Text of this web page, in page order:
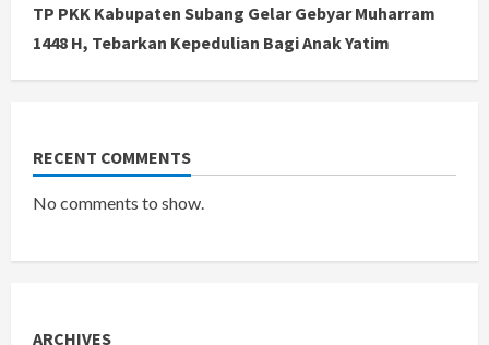
TP PKK Kabupaten Subang Gelar Gebyar Muharram
1448 H, Tebarkan Kepedulian Bagi Anak Yatim
RECENT COMMENTS
No comments to show.
ARCHIVES